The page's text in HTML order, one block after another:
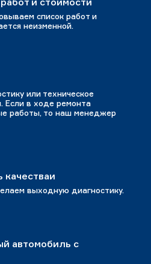
список работ и
неизменной.
или техническое
Если в ходе ремонта
работы, то наш менеджер
выходную диагностику.
автомобиль с